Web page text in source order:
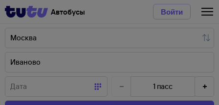
Автобусы Войти
1 пасс